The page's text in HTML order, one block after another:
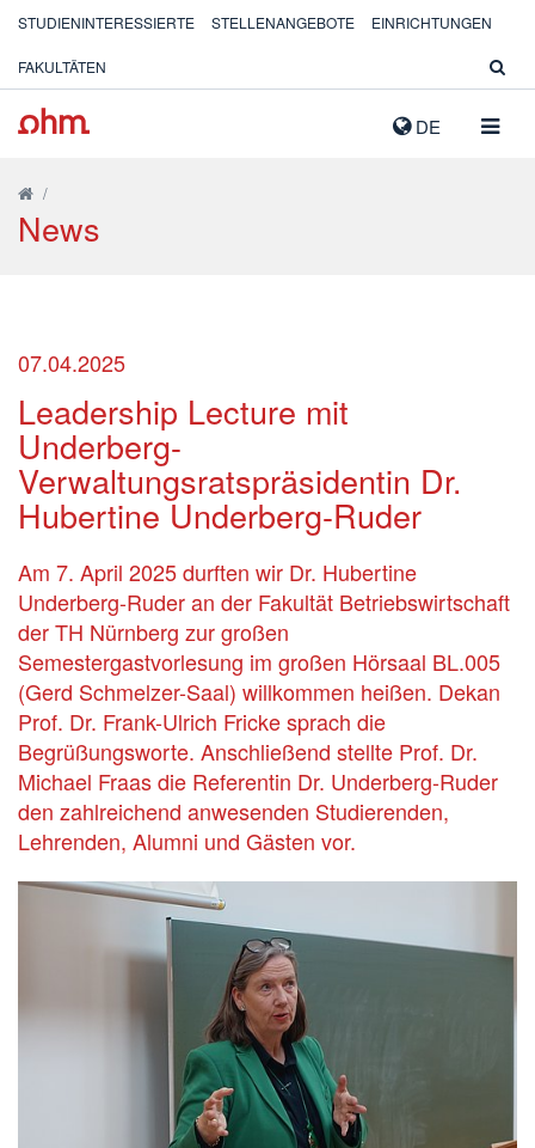
DE
STUDIENINTERESSIERTE STELLENANGEBOTE EINRICHTUNGEN
FAKULTÄTEN
/
News
07.04.2025
Leadership Lecture mit
Underberg-
Verwaltungsratspräsidentin Dr.
Hubertine Underberg-Ruder
Am 7. April 2025 durften wir Dr. Hubertine
Underberg-Ruder an der Fakultät Betriebswirtschaft
der TH Nürnberg zur großen
Semestergastvorlesung im großen Hörsaal BL.005
(Gerd Schmelzer-Saal) willkommen heißen. Dekan
Prof. Dr. Frank-Ulrich Fricke sprach die
Begrüßungsworte. Anschließend stellte Prof. Dr.
Michael Fraas die Referentin Dr. Underberg-Ruder
den zahlreichend anwesenden Studierenden,
Lehrenden, Alumni und Gästen vor.